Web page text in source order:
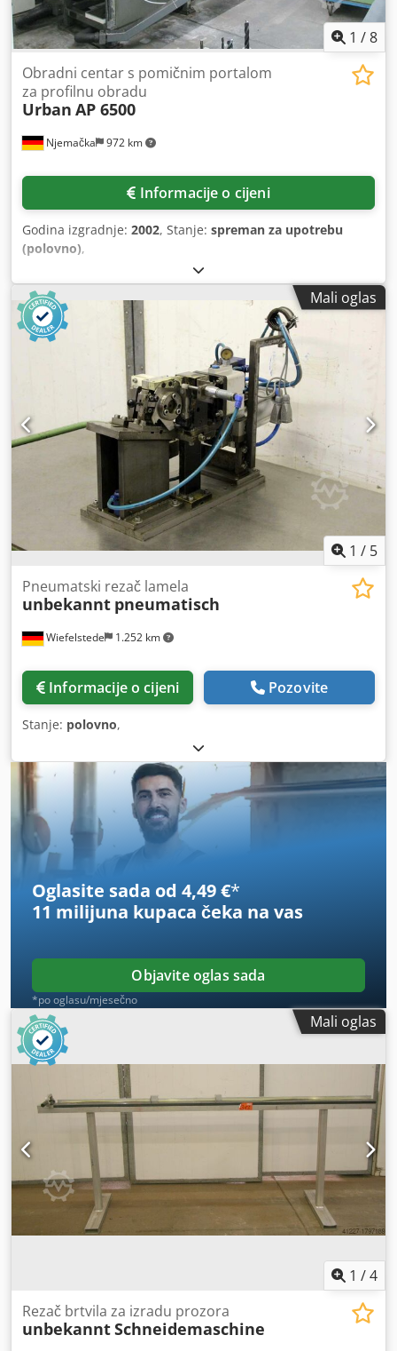
1 /8
Njemačka 972 km
Obradni centar s pomičnim portalom
za profilnu obradu
Urban AP 6500
Informacije o cijeni
Godina izgradnje: 2002, Stanje: spreman za upotrebu
(polovno),
Mali oglas
1 / 5
Wiefelstede 1.252 km
Pneumatski rezač lamela
unbekannt pneumatisch
Informacije o cijeni Pozovite
Stanje: polovno,
Oglasite sada od 4,49 €*
11 milijuna kupaca čeka na vas
Objavite oglas sada
*po oglasu/mjesečno
Mali oglas
1 /4
Rezač brtvila za izradu prozora
unbekanntSchneidemaschine